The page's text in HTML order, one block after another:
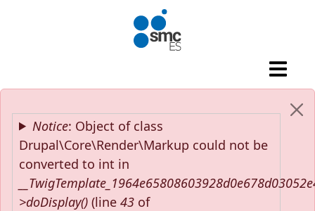
Pasar al contenido principal
Mensaje de error
Notice: Object of class
Drupal\Core\Render\Markup could not be
converted to int in
>doDisplay() (line 43 of